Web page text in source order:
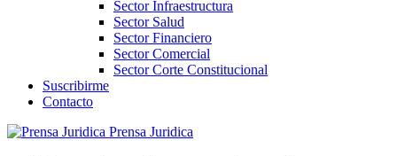
Sector Infraestructura
Sector Salud
Sector Financiero
Sector Comercial
Sector Corte Constitucional
Suscribirme
Contacto
Prensa Juridica